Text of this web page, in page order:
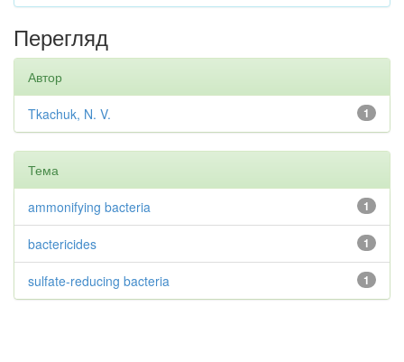
Перегляд
Автор
1
Tkachuk, N. V.
Тема
1
ammonifying bacteria
1
bactericides
1
sulfate-reducing bacteria